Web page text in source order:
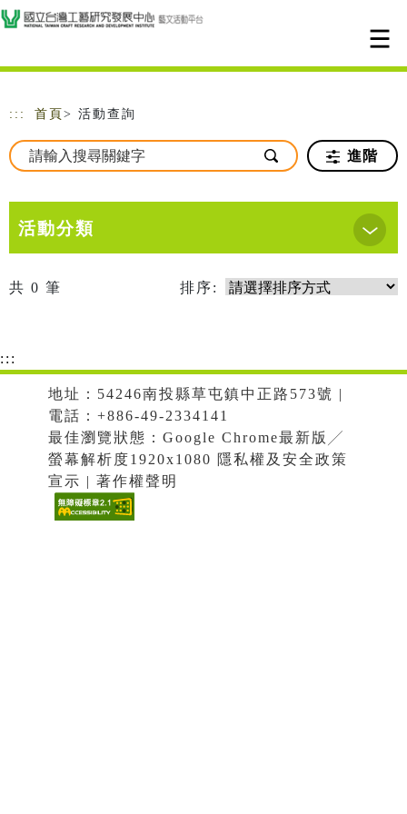
跳到主要內容
網站導覽
::: 首頁 > 活動查詢
進階
活動分類
共 0 筆 排序:
:::
地址：54246南投縣草屯鎮中正路573號 |
電話：+886-49-2334141
最佳瀏覽狀態：Google Chrome最新版╱
螢幕解析度1920x1080 隱私權及安全政策
宣示 | 著作權聲明